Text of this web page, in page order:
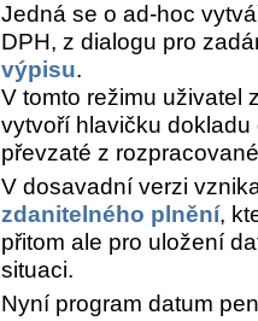
Jedná se o ad-hoc
DPH, z dialogu pro
výpisu.
V tomto režimu uživatel
vytvoří hlavičku
převzaté z
V dosavadní verzi
zdanitelného plnění,
přitom ale pro uložení
situaci.
Nyní program datum